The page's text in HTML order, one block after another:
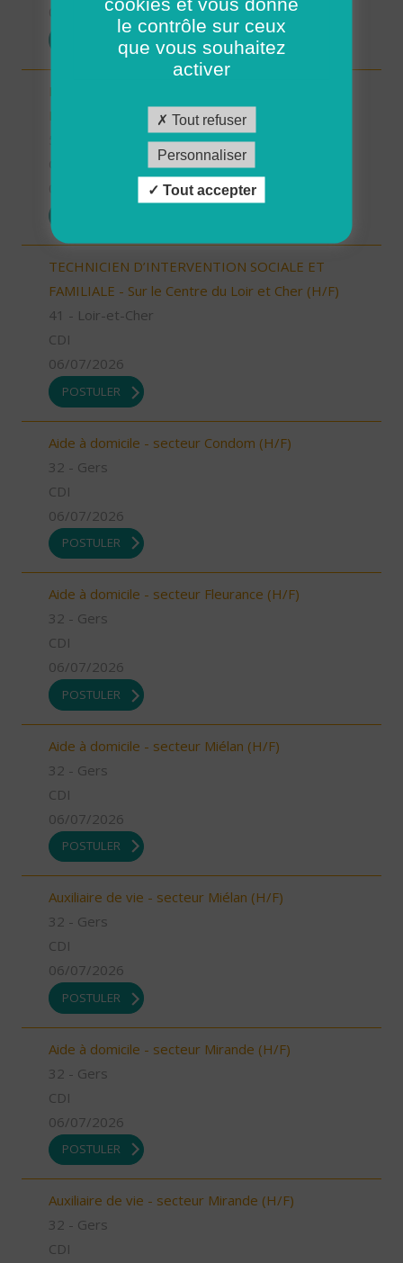
07/07/2026
Responsable Secteur/ Accompagnant de
Proximité (H/F)
TECHNICIEN D’INTERVENTION SOCIALE ET
FAMILIALE - Sur le Centre du Loir et Cher (H/F)
41 - Loir-et-Cher
CDI
06/07/2026
POSTULER
Aide à domicile - secteur Condom (H/F)
32 - Gers
CDI
06/07/2026
POSTULER
Aide à domicile - secteur Fleurance (H/F)
32 - Gers
CDI
06/07/2026
POSTULER
Aide à domicile - secteur Miélan (H/F)
32 - Gers
CDI
06/07/2026
POSTULER
Auxiliaire de vie - secteur Miélan (H/F)
32 - Gers
CDI
06/07/2026
POSTULER
Aide à domicile - secteur Mirande (H/F)
32 - Gers
CDI
06/07/2026
POSTULER
Auxiliaire de vie - secteur Mirande (H/F)
32 - Gers
CDI
le contrôle sur ceux
que vous souhaitez
activer
Tout refuser
Personnaliser
Tout accepter